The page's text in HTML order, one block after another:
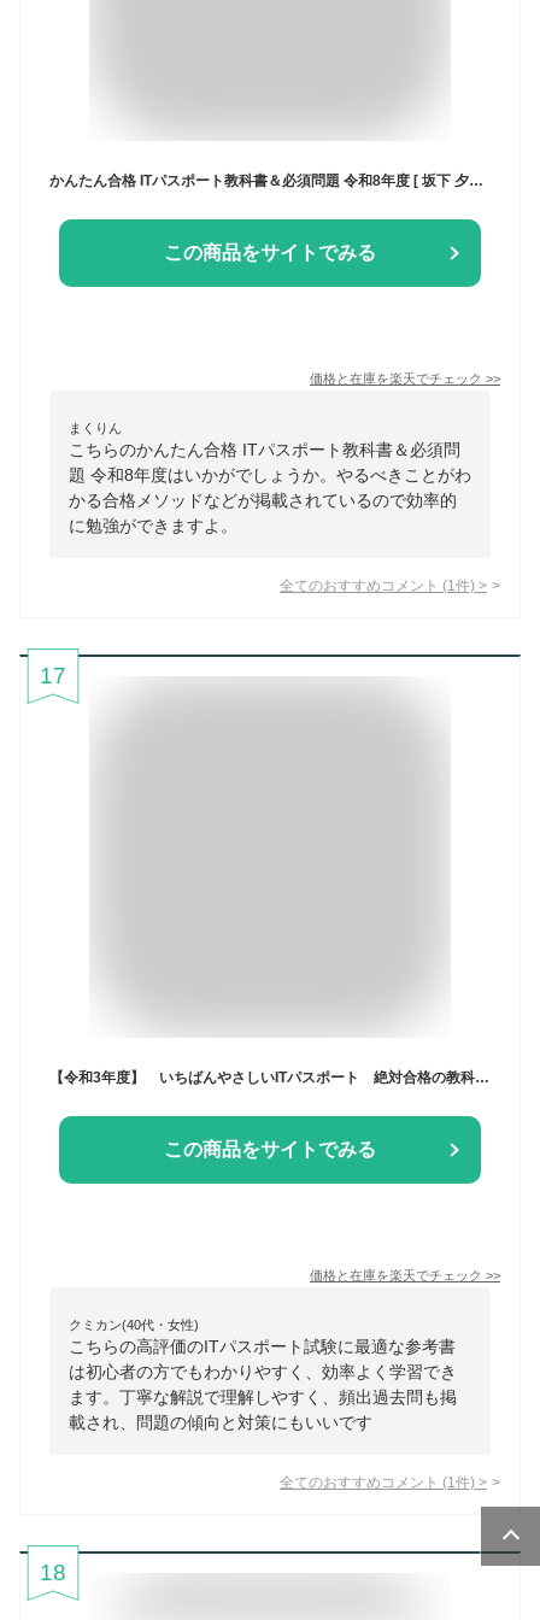
かんたん合格 ITパスポート教科書＆必須問題 令和8年度 [ 坂下 夕里 ]
この商品をサイトでみる
価格と在庫を楽天でチェック >>
まくりん
こちらのかんたん合格 ITパスポート教科書＆必須問
題 令和8年度はいかがでしょうか。やるべきことがわ
かる合格メソッドなどが掲載されているので効率的
に勉強ができますよ。
全てのおすすめコメント (1 件) >
17
【令和3年度】 いちばんやさしいITパスポート 絶対合格の教科書＋出る順問題集 （新試験シラバス5．0完全対応）【電子書籍】[ 高橋 京介 ]
この商品をサイトでみる
価格と在庫を楽天でチェック >>
クミカン(40代・女性)
こちらの高評価のITパスポート試験に最適な参考書
は初心者の方でもわかりやすく、効率よく学習でき
ます。丁寧な解説で理解しやすく、頻出過去問も掲
載され、問題の傾向と対策にもいいです
全てのおすすめコメント (1 件) >
18